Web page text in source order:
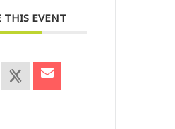
THIS EVENT